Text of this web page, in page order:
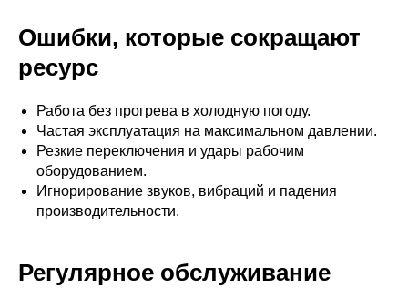
Ошибки, которые сокращают
ресурс
Работа без прогрева в холодную погоду.
Частая эксплуатация на максимальном давлении.
Резкие переключения и удары рабочим
оборудованием.
Игнорирование звуков, вибраций и падения
производительности.
Регулярное обслуживание